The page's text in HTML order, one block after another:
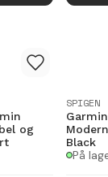
og
SPIGEN
Black
På